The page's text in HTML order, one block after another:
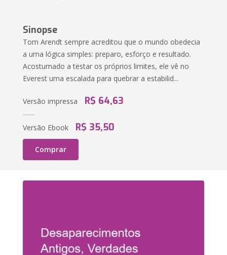
Sinopse
Tom Arendt sempre acreditou que o mundo obedecia
a uma lógica simples: preparo, esforço e resultado.
Acostumado a testar os próprios limites, ele vê no
Everest uma escalada para quebrar a estabilid...
Versão impressa R$ 64,63
Versão Ebook R$ 35,50
Comprar